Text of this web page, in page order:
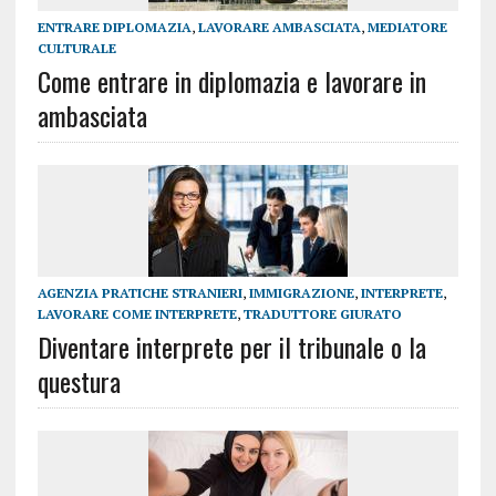
ENTRARE DIPLOMAZIA, LAVORARE AMBASCIATA, MEDIATORE
CULTURALE
Come entrare in diplomazia e lavorare in
ambasciata
AGENZIA PRATICHE STRANIERI, IMMIGRAZIONE, INTERPRETE,
LAVORARE COME INTERPRETE, TRADUTTORE GIURATO
Diventare interprete per il tribunale o la
questura